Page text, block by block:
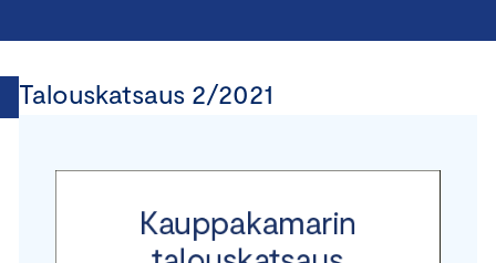
Talouskatsaus 2/2021